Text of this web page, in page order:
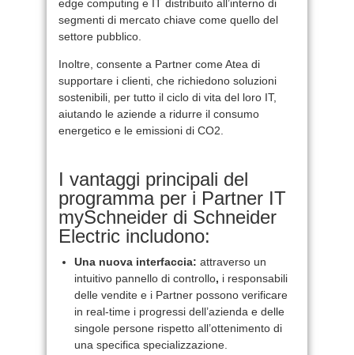
edge computing e IT distribuito all’interno di
segmenti di mercato chiave come quello del
settore pubblico.
Inoltre, consente a Partner come Atea di
supportare i clienti, che richiedono soluzioni
sostenibili, per tutto il ciclo di vita del loro IT,
aiutando le aziende a ridurre il consumo
energetico e le emissioni di CO2.
I vantaggi principali del
programma per i Partner IT
mySchneider di Schneider
Electric includono:
Una nuova interfaccia: attraverso un
intuitivo pannello di controllo, i responsabili
delle vendite e i Partner possono verificare
in real-time i progressi dell’azienda e delle
singole persone rispetto all’ottenimento di
una specifica specializzazione.